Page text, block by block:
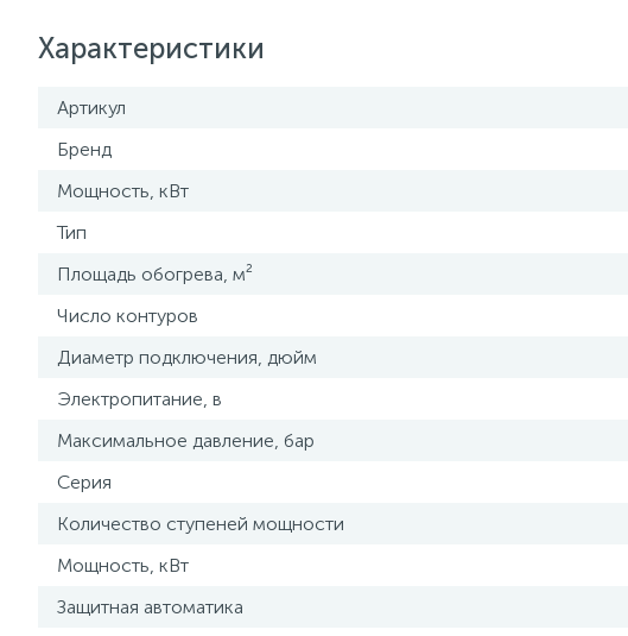
Характеристики
Артикул
Бренд
Мощность, кВт
Тип
Площадь обогрева, м²
Число контуров
Диаметр подключения, дюйм
Электропитание, в
Максимальное давление, бар
Серия
Количество ступеней мощности
Мощность, кВт
Защитная автоматика